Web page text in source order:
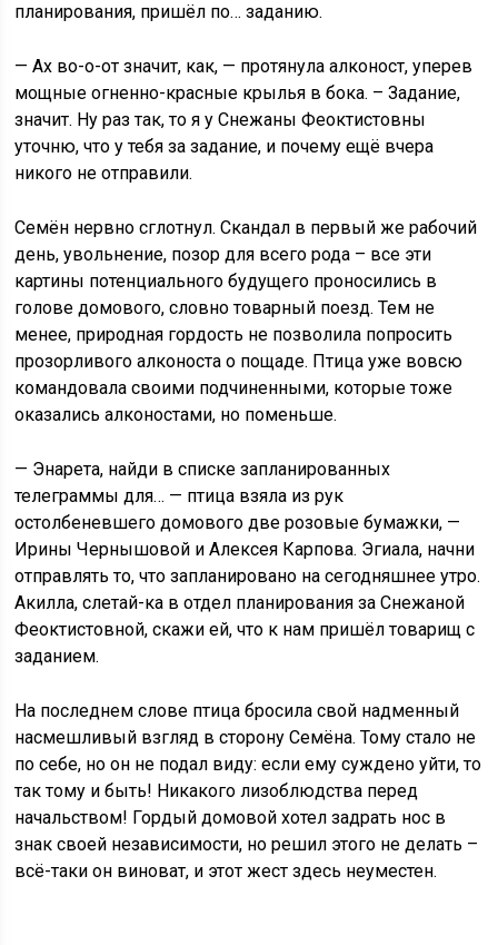
планирования, пришёл по… заданию.
— Ах во-о-от значит, как, — протянула алконост, уперев
мощные огненно-красные крылья в бока. – Задание,
значит. Ну раз так, то я у Снежаны Феоктистовны
уточню, что у тебя за задание, и почему ещё вчера
никого не отправили.
Семён нервно сглотнул. Скандал в первый же рабочий
день, увольнение, позор для всего рода – все эти
картины потенциального будущего проносились в
голове домового, словно товарный поезд. Тем не
менее, природная гордость не позволила попросить
прозорливого алконоста о пощаде. Птица уже вовсю
командовала своими подчиненными, которые тоже
оказались алконостами, но поменьше.
— Энарета, найди в списке запланированных
телеграммы для… — птица взяла из рук
остолбеневшего домового две розовые бумажки, —
Ирины Чернышовой и Алексея Карпова. Эгиала, начни
отправлять то, что запланировано на сегодняшнее утро.
Акилла, слетай-ка в отдел планирования за Снежаной
Феоктистовной, скажи ей, что к нам пришёл товарищ с
заданием.
На последнем слове птица бросила свой надменный
насмешливый взгляд в сторону Семёна. Тому стало не
по себе, но он не подал виду: если ему суждено уйти, то
так тому и быть! Никакого лизоблюдства перед
начальством! Гордый домовой хотел задрать нос в
знак своей независимости, но решил этого не делать –
всё-таки он виноват, и этот жест здесь неуместен.